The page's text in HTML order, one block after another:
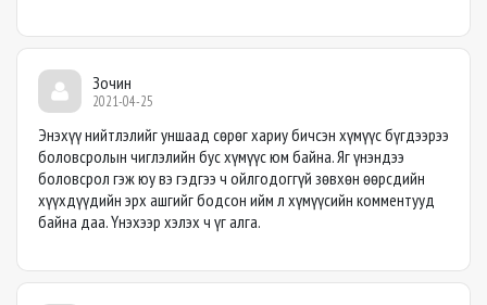
Зочин
2021-04-25
Энэхүү нийтлэлийг уншаад сөрөг хариу бичсэн хүмүүс бүгдээрээ
боловсролын чиглэлийн бус хүмүүс юм байна. Яг үнэндээ
боловсрол гэж юу вэ гэдгээ ч ойлгодоггүй зөвхөн өөрсдийн
хүүхдүүдийн эрх ашгийг бодсон ийм л хүмүүсийн комментууд
байна даа. Үнэхээр хэлэх ч үг алга.